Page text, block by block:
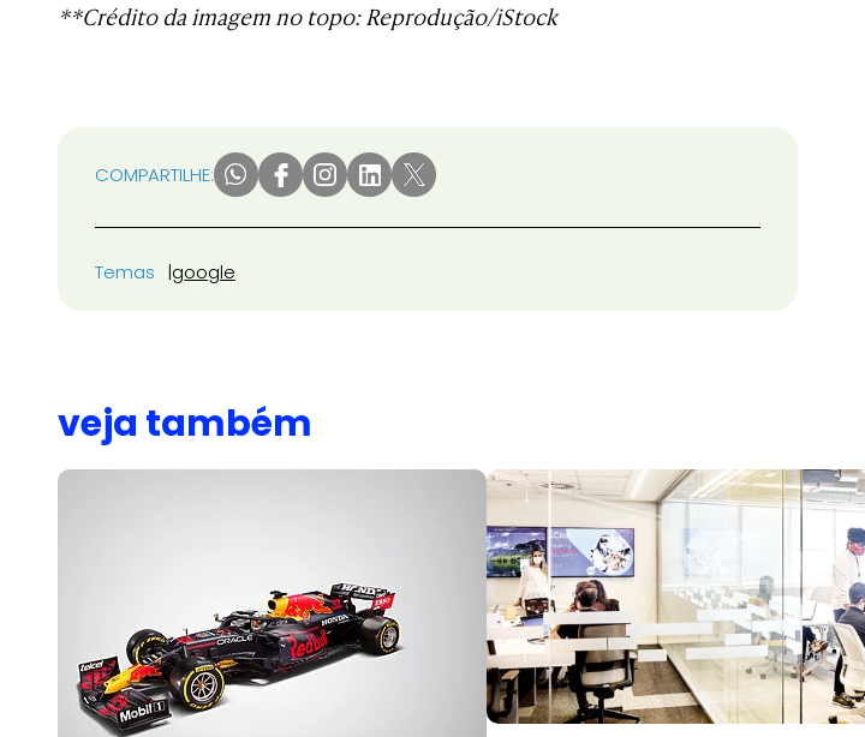
**Crédito da imagem no topo: Reprodução/iStock
COMPARTILHE:
Temas google
veja também